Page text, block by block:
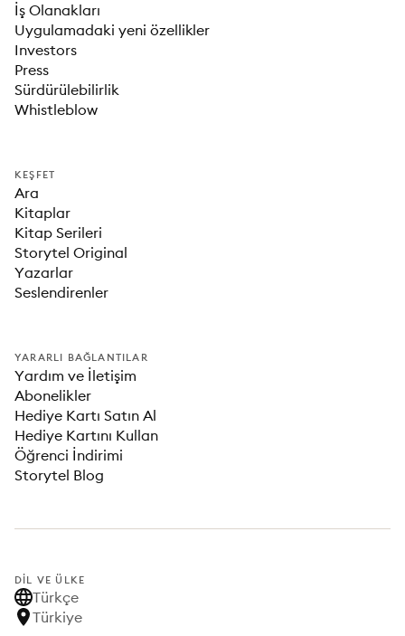
İş Olanakları
Uygulamadaki yeni özellikler
Investors
Press
Sürdürülebilirlik
Whistleblow
KEŞFET
Ara
Kitaplar
Kitap Serileri
Storytel Original
Yazarlar
Seslendirenler
YARARLI BAĞLANTILAR
Yardım ve İletişim
Abonelikler
Hediye Kartı Satın Al
Hediye Kartını Kullan
Öğrenci İndirimi
Storytel Blog
DIL VE ÜLKE
Türkçe
Türkiye